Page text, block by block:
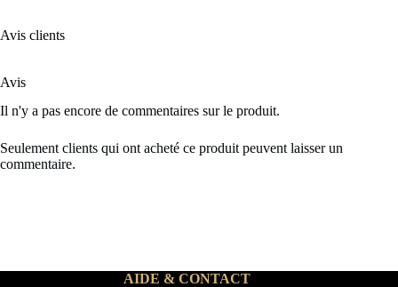
Avis clients
Avis
Il n'y a pas encore de commentaires sur le produit.
Seulement clients qui ont acheté ce produit peuvent laisser un
commentaire.
AIDE & CONTACT